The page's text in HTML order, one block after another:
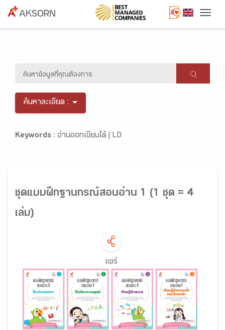
ค้นหาละเอียด :
Keywords : อ่านออกเขียนได้ | LD
ชุดแบบฝึกฐานกรณ์สอนอ่าน 1 (1 ชุด = 4
เล่ม)
แชร์